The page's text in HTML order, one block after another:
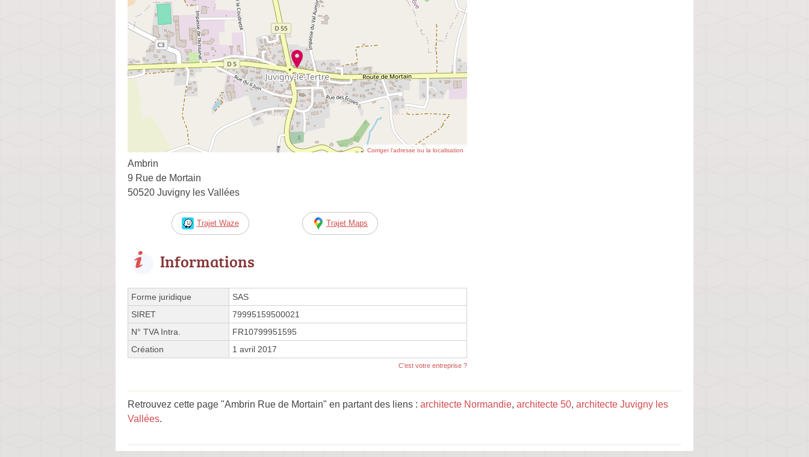
Corriger l’adresse ou la localisation
Ambrin
9 Rue de Mortain
50520 Juvigny les Vallées
Trajet Waze Trajet Maps
Informations
Forme juridique
SAS
SIRET
79995159500021
N° TVA Intra.
FR10799951595
Création
1 avril 2017
C'est votre entreprise ?
Retrouvez cette page "Ambrin Rue de Mortain" en partant des liens : architecte Normandie, architecte 50, architecte Juvigny les
Vallées.